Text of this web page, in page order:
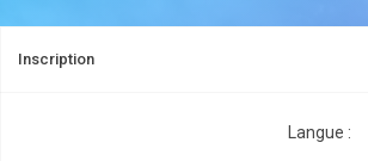
Inscription
Langue :